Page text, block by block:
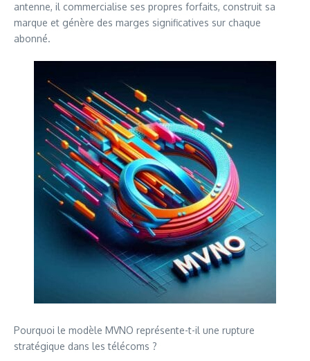
antenne, il commercialise ses propres forfaits, construit sa
marque et génère des marges significatives sur chaque
abonné.
Pourquoi le modèle MVNO représente-t-il une rupture
stratégique dans les télécoms ?